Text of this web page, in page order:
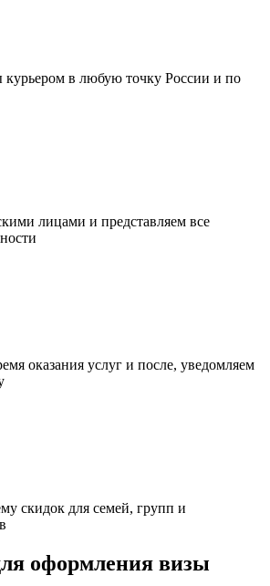
курьером в любую точку России и по
лицами и представляем все
оказания услуг и после, уведомляем
скидок для семей, групп и
оформления визы